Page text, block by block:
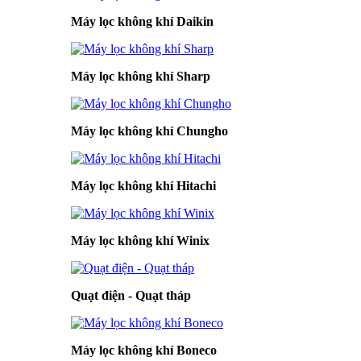
Máy lọc không khí Daikin
Máy lọc không khí Sharp
Máy lọc không khí Chungho
Máy lọc không khí Hitachi
Máy lọc không khí Winix
Quạt điện - Quạt tháp
Máy lọc không khí Boneco